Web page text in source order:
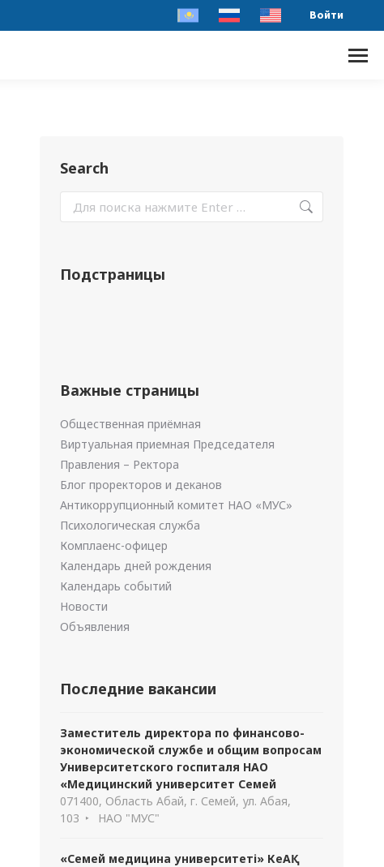
Войти
Search
Подстраницы
Важные страницы
Общественная приёмная
Виртуальная приемная Председателя
Правления – Ректора
Блог проректоров и деканов
Антикоррупционный комитет НАО «МУС»
Психологическая служба
Комплаенс-офицер
Календарь дней рождения
Календарь событий
Новости
Объявления
Последние вакансии
Заместитель директора по финансово-
экономической службе и общим вопросам
Университетского госпиталя НАО
«Медицинский университет Семей
071400, Область Абай, г. Семей, ул. Абая,
103
НАО "МУС"
«Семей медицина университеті» КеАҚ